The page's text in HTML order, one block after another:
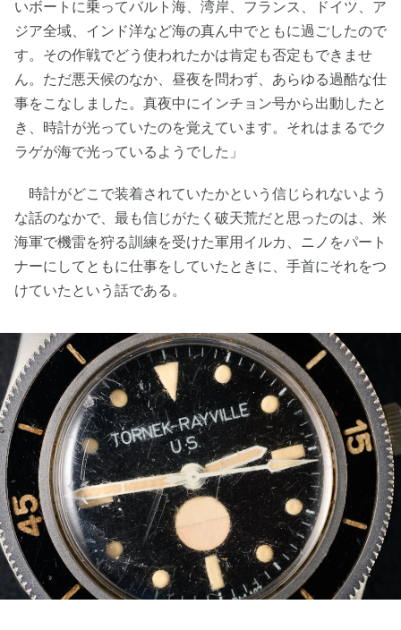
いボートに乗ってバルト海、湾岸、フランス、ドイツ、ア
ジア全域、インド洋など海の真ん中でともに過ごしたので
す。その作戦でどう使われたかは肯定も否定もできませ
ん。ただ悪天候のなか、昼夜を問わず、あらゆる過酷な仕
事をこなしました。真夜中にインチョン号から出動したと
き、時計が光っていたのを覚えています。それはまるでク
ラゲが海で光っているようでした」
時計がどこで装着されていたかという信じられないよう
な話のなかで、最も信じがたく破天荒だと思ったのは、米
海軍で機雷を狩る訓練を受けた軍用イルカ、ニノをパート
ナーにしてともに仕事をしていたときに、手首にそれをつ
けていたという話である。